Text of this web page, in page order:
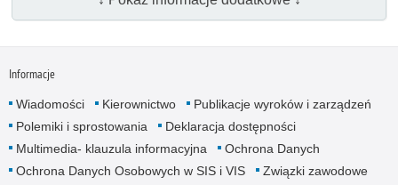
Informacje
Wiadomości Kierownictwo
Publikacje wyroków i zarządzeń
Polemiki i sprostowania
Deklaracja dostępności
Multimedia- klauzula informacyjna
Ochrona Danych
Ochrona Danych Osobowych w SIS i VIS
Związki zawodowe